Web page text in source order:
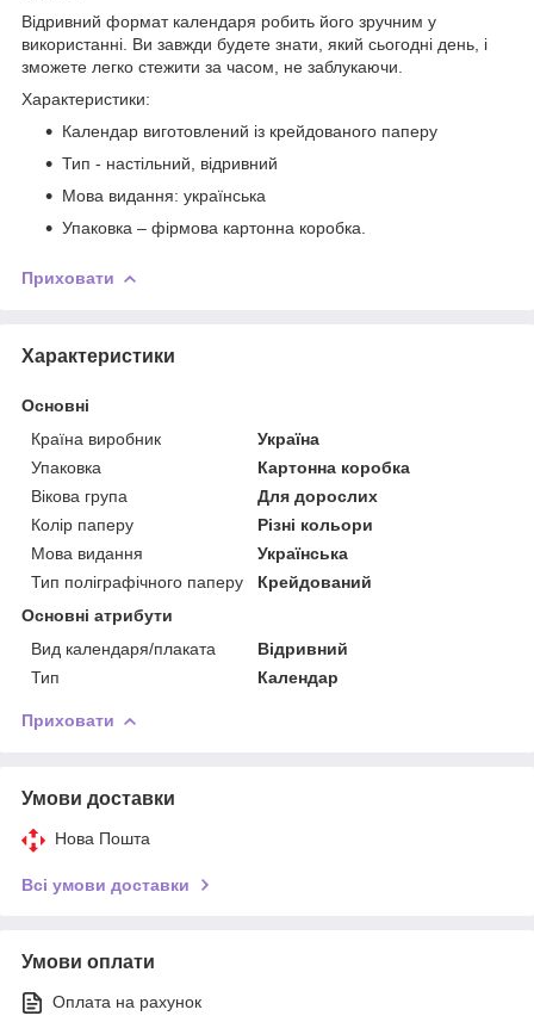
Відривний формат календаря робить його зручним у
використанні. Ви завжди будете знати, який сьогодні день, і
зможете легко стежити за часом, не заблукаючи.
Характеристики:
Календар виготовлений із крейдованого паперу
Тип - настільний, відривний
Мова видання: українська
Упаковка – фірмова картонна коробка.
Приховати
Характеристики
Основні
Країна виробник
Україна
Упаковка
Картонна коробка
Вікова група
Для дорослих
Колір паперу
Різні кольори
Мова видання
Українська
Тип поліграфічного паперу
Крейдований
Основні атрибути
Вид календаря/плаката
Відривний
Тип
Календар
Приховати
Умови доставки
Нова Пошта
Всі умови доставки
Умови оплати
Оплата на рахунок